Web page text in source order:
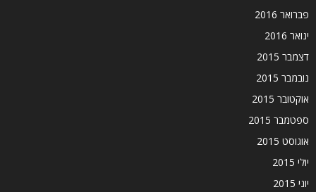
פברואר 2016
ינואר 2016
דצמבר 2015
נובמבר 2015
אוקטובר 2015
ספטמבר 2015
אוגוסט 2015
יולי 2015
יוני 2015